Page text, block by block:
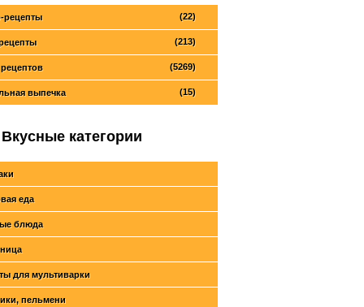
(22)
рецепты
(213)
(5269)
(15)
выпечка
Вкусные категории
еда
блюда
для мультиварки
пельмени